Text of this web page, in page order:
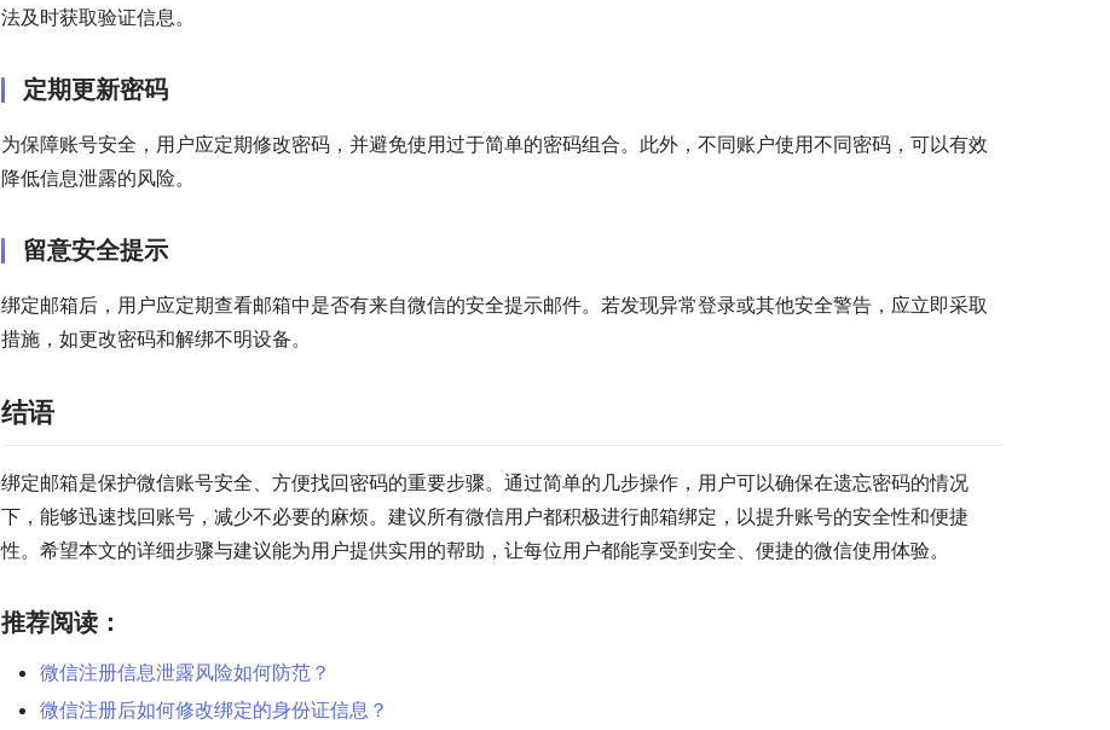
法及时获取验证信息。
定期更新密码
为保障账号安全，用户应定期修改密码，并避免使用过于简单的密码组合。此外，不同账户使用不同密码，可以有效
降低信息泄露的风险。
留意安全提示
绑定邮箱后，用户应定期查看邮箱中是否有来自微信的安全提示邮件。若发现异常登录或其他安全警告，应立即采取
措施，如更改密码和解绑不明设备。
结语
绑定邮箱是保护微信账号安全、方便找回密码的重要步骤。通过简单的几步操作，用户可以确保在遗忘密码的情况
下，能够迅速找回账号，减少不必要的麻烦。建议所有微信用户都积极进行邮箱绑定，以提升账号的安全性和便捷
性。希望本文的详细步骤与建议能为用户提供实用的帮助，让每位用户都能享受到安全、便捷的微信使用体验。
推荐阅读：
微信注册信息泄露风险如何防范？
微信注册后如何修改绑定的身份证信息？